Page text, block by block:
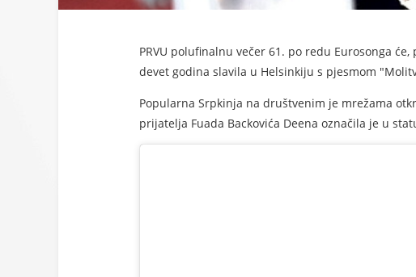
PRVU polufinalnu večer 61. po redu Eurosonga
devet godina slavila u Helsinkiju s pjesmom
Popularna Srpkinja na društvenim je mrežama
prijatelja Fuada Backovića Deena označila je u